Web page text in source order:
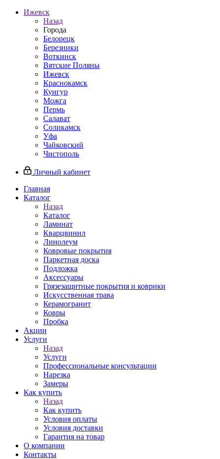
Ижевск
Назад
Города
Белорецк
Березники
Воткинск
Вятские Поляны
Ижевск
Краснокамск
Кунгур
Можга
Пермь
Салават
Соликамск
Уфа
Чайковский
Чистополь
Личный кабинет
Главная
Каталог
Назад
Каталог
Ламинат
Кварцвинил
Линолеум
Ковровые покрытия
Паркетная доска
Подложка
Аксессуары
Грязезащитные покрытия и коврики
Искусственная трава
Керамогранит
Ковры
Пробка
Акции
Услуги
Назад
Услуги
Профессиональные консультации
Нарезка
Замеры
Как купить
Назад
Как купить
Условия оплаты
Условия доставки
Гарантия на товар
О компании
Контакты